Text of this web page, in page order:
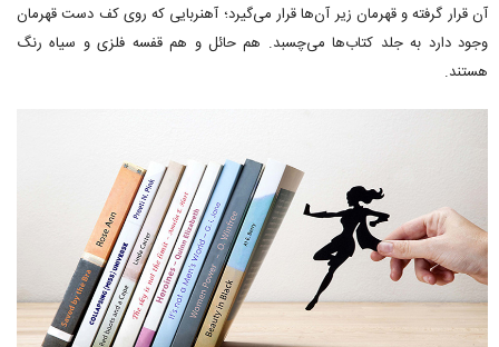
آن قرار گرفته و قهرمان زیر آن‌ها قرار می‌گیرد؛ آهنربایی که روی کف دست قهرمان
وجود دارد به جلد کتاب‌ها می‌چسبد. هم حائل و هم قفسه فلزی و سیاه رنگ
هستند.